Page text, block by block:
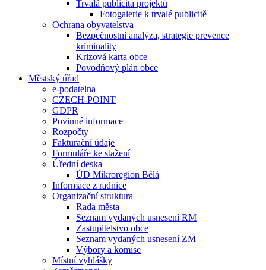
Trvalá publicita projektů
Fotogalerie k trvalé publicitě
Ochrana obyvatelstva
Bezpečnostní analýza, strategie prevence
kriminality
Krizová karta obce
Povodňový plán obce
Městský úřad
e-podatelna
CZECH-POINT
GDPR
Povinné informace
Rozpočty
Fakturační údaje
Formuláře ke stažení
Úřední deska
ÚD Mikroregion Bělá
Informace z radnice
Organizační struktura
Rada města
Seznam vydaných usnesení RM
Zastupitelstvo obce
Seznam vydaných usnesení ZM
Výbory a komise
Místní vyhlášky